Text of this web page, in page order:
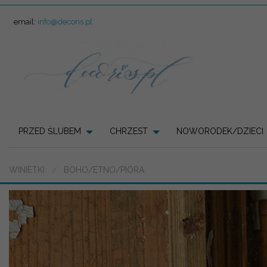
email: info@decoris.pl
PRZED ŚLUBEM CHRZEST NOWORODEK/DZIECI
WINIETKI BOHO/ETNO/PIÓRA